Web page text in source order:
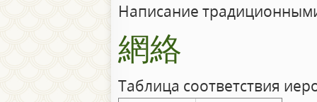
Написание
網絡
Таблица соответствия